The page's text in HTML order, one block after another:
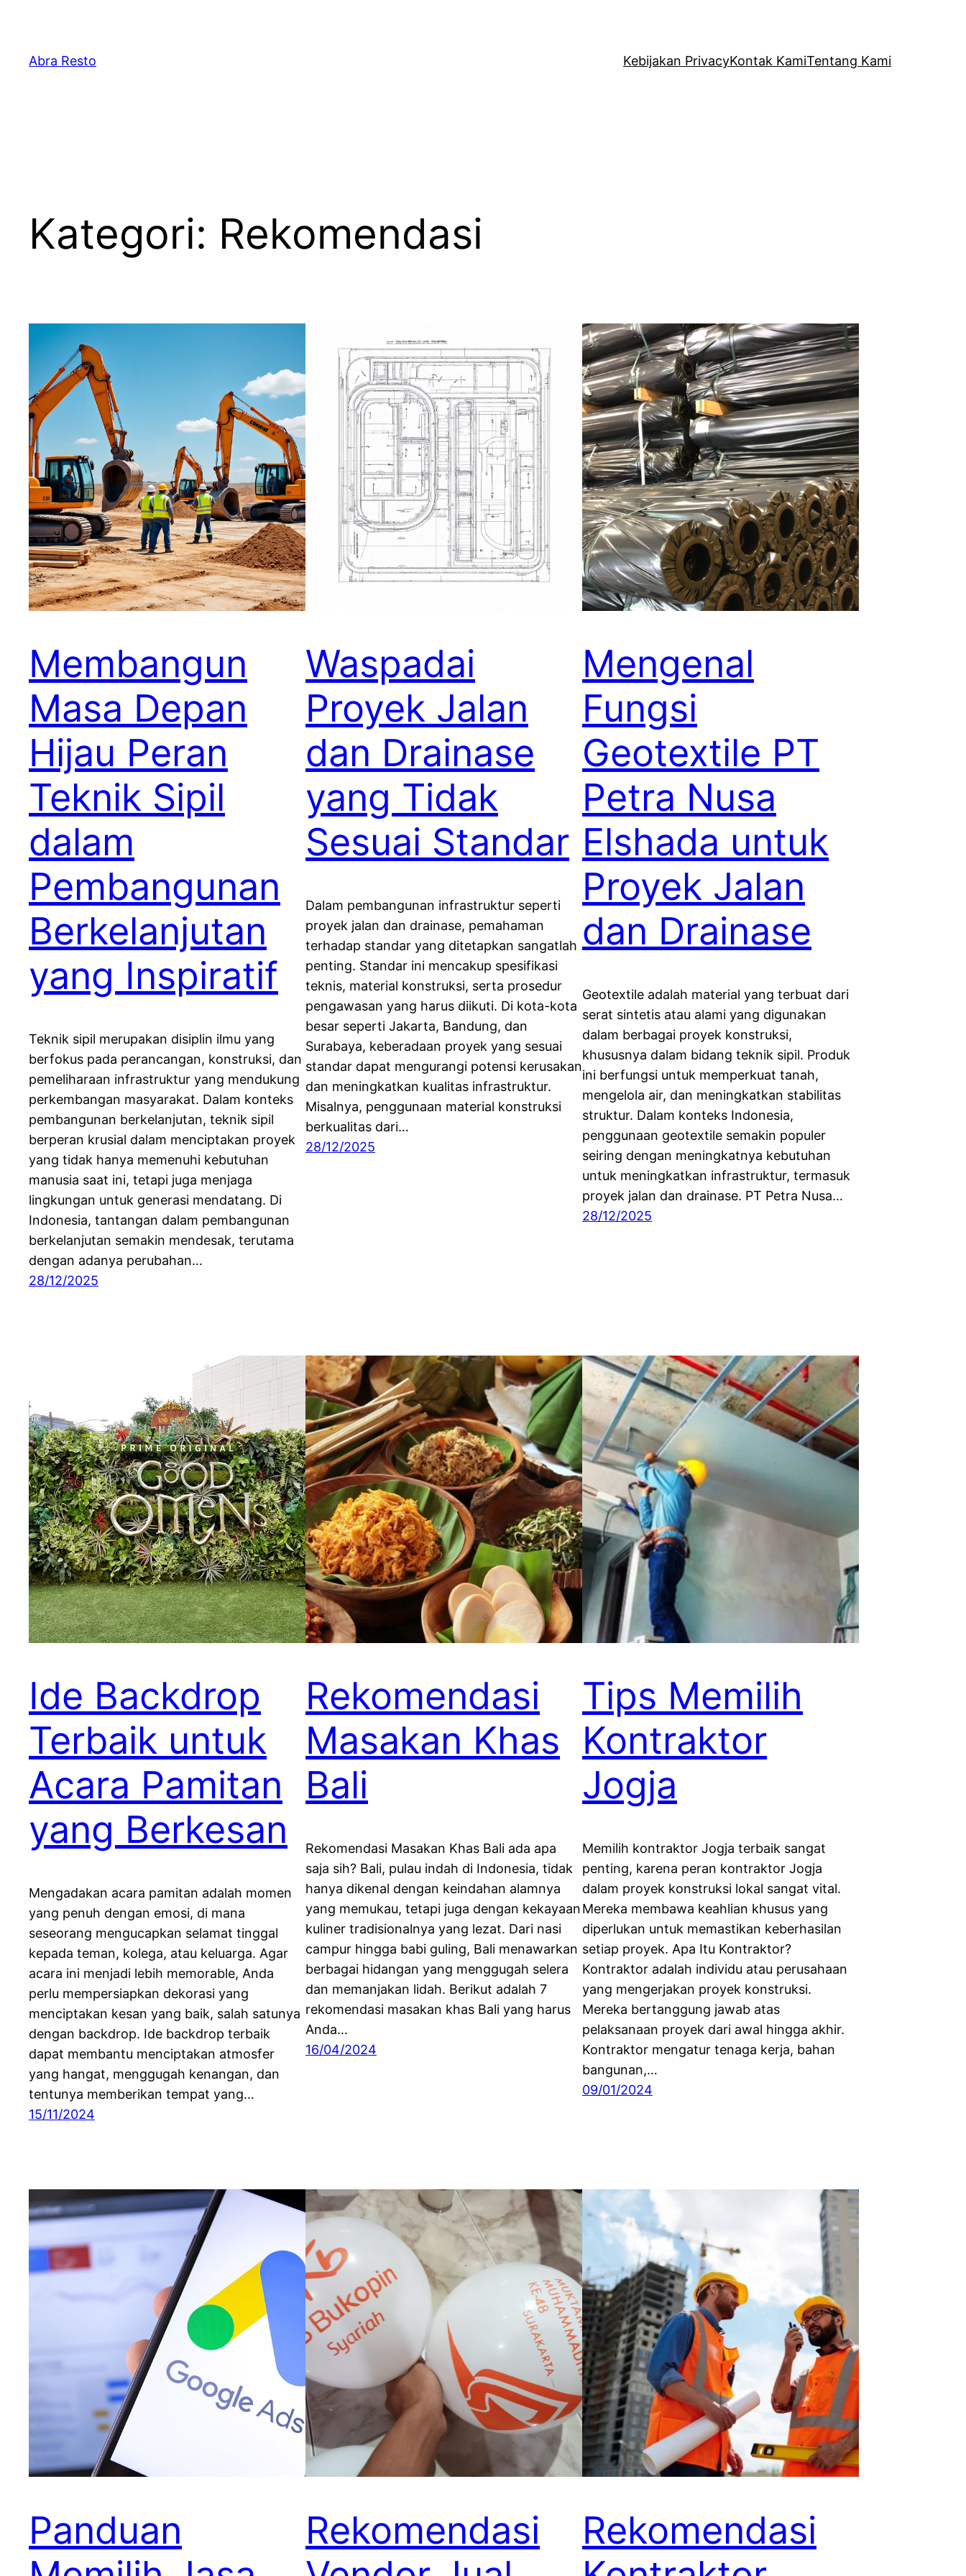
konten
Abra Resto Kebijakan PrivacyKontak KamiTentang Kami
Kategori: Rekomendasi
Membangun
Masa Depan
Hijau Peran
Teknik Sipil
dalam
Pembangunan
Berkelanjutan
yang Inspiratif
Teknik sipil merupakan disiplin ilmu yang
berfokus pada perancangan, konstruksi, dan
pemeliharaan infrastruktur yang mendukung
perkembangan masyarakat. Dalam konteks
pembangunan berkelanjutan, teknik sipil
berperan krusial dalam menciptakan proyek
yang tidak hanya memenuhi kebutuhan
manusia saat ini, tetapi juga menjaga
lingkungan untuk generasi mendatang. Di
Indonesia, tantangan dalam pembangunan
berkelanjutan semakin mendesak, terutama
dengan adanya perubahan…
28/12/2025
Waspadai
Proyek Jalan
dan Drainase
yang Tidak
Sesuai Standar
Dalam pembangunan infrastruktur seperti
proyek jalan dan drainase, pemahaman
terhadap standar yang ditetapkan sangatlah
penting. Standar ini mencakup spesifikasi
teknis, material konstruksi, serta prosedur
pengawasan yang harus diikuti. Di kota-kota
besar seperti Jakarta, Bandung, dan
Surabaya, keberadaan proyek yang sesuai
standar dapat mengurangi potensi kerusakan
dan meningkatkan kualitas infrastruktur.
Misalnya, penggunaan material konstruksi
berkualitas dari…
28/12/2025
Mengenal
Fungsi
Geotextile PT
Petra Nusa
Elshada untuk
Proyek Jalan
dan Drainase
Geotextile adalah material yang terbuat dari
serat sintetis atau alami yang digunakan
dalam berbagai proyek konstruksi,
khususnya dalam bidang teknik sipil. Produk
ini berfungsi untuk memperkuat tanah,
mengelola air, dan meningkatkan stabilitas
struktur. Dalam konteks Indonesia,
penggunaan geotextile semakin populer
seiring dengan meningkatnya kebutuhan
untuk meningkatkan infrastruktur, termasuk
proyek jalan dan drainase. PT Petra Nusa…
28/12/2025
Ide Backdrop
Terbaik untuk
Acara Pamitan
yang Berkesan
Mengadakan acara pamitan adalah momen
yang penuh dengan emosi, di mana
seseorang mengucapkan selamat tinggal
kepada teman, kolega, atau keluarga. Agar
acara ini menjadi lebih memorable, Anda
perlu mempersiapkan dekorasi yang
menciptakan kesan yang baik, salah satunya
dengan backdrop. Ide backdrop terbaik
dapat membantu menciptakan atmosfer
yang hangat, menggugah kenangan, dan
tentunya memberikan tempat yang…
15/11/2024
Rekomendasi
Masakan Khas
Bali
Rekomendasi Masakan Khas Bali ada apa
saja sih? Bali, pulau indah di Indonesia, tidak
hanya dikenal dengan keindahan alamnya
yang memukau, tetapi juga dengan kekayaan
kuliner tradisionalnya yang lezat. Dari nasi
campur hingga babi guling, Bali menawarkan
berbagai hidangan yang menggugah selera
dan memanjakan lidah. Berikut adalah 7
rekomendasi masakan khas Bali yang harus
Anda…
16/04/2024
Tips Memilih
Kontraktor
Jogja
Memilih kontraktor Jogja terbaik sangat
penting, karena peran kontraktor Jogja
dalam proyek konstruksi lokal sangat vital.
Mereka membawa keahlian khusus yang
diperlukan untuk memastikan keberhasilan
setiap proyek. Apa Itu Kontraktor?
Kontraktor adalah individu atau perusahaan
yang mengerjakan proyek konstruksi.
Mereka bertanggung jawab atas
pelaksanaan proyek dari awal hingga akhir.
Kontraktor mengatur tenaga kerja, bahan
bangunan,…
09/01/2024
Panduan
Rekomendasi
Rekomendasi